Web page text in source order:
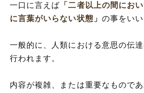
「以心伝心」の類語
一口に言えば 「二者以上の間にお
に言葉がいらない状態」 の事をいい
一般的に、人類における意思の伝
行われます。
内容が複雑、または重要なものであ